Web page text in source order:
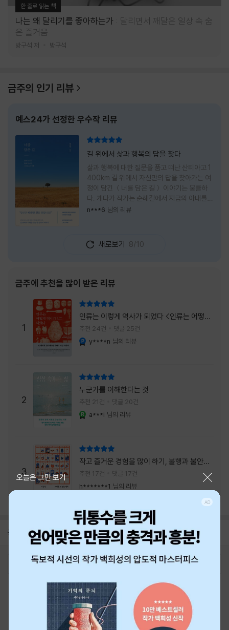
한 줄로 읽는 책
나는 왜 달리기를 좋아하는가
달리면서 깨달은 일상 속 숨
은 즐거움
방구석 저 방구석
금주의 인기 리뷰
예스24가 선정한 우수작 리뷰
길 위에서 삶과 행복의 답을 찾다
삶과 행복에 대한 질문을 품고 떠난 산티아고 1
400km 길 위에서 자신만의 답을 찾아가는 여
정이 담긴 ＜너를 담은 길＞ 이야기는 뭉클하
다. 게다가 작가는 순례길에서 지금의 아내를
만나 여행 로맨스의 정석인 '비포 선라이즈'를
에 작가가 소개한 다양한 도서들의 문장들을 만
나는 것 역시 읽기의 또다른 즐거움이었다. 여
누구이며어느 순간 행복을 느끼는지 질문하며
길을 떠나려고 마음 먹는 순간들을 적어내려간
문장들에 마음을 한참 머물렀다.그 부분을 발췌
해본다. "내가 온 힘을 다해 부러워하던 사람
들은 '자신이 원하는' 일을 하는 사람들이었다.
소명이라고 하던
n***6 님의 리뷰
새로보기 8/10
금주에 추천을 많이 받은 리뷰
1
인류는 이렇게 역사가 되었다 <인류는 어떻게
역사가 되었나>
추천 24건 댓글 25건
y****n 님의 리뷰
2
누군가를 이해한다는 것
추천 21건 댓글 20건
a***i 님의 리뷰
3
작고 즐거운 경험을 많이 하기, 불행과 불안을
회피하지 말기, 그리고 좋은 사람을 많이 만나
기.
추천 17건
댓글 17건
h*******1 님의 리뷰
공지 26년 NBCI 수상 안내
2026-08-01
오늘은 그만 보기
로그인 최근 본 상품 주문/배송
고객센터 1544-3800 티켓 1544-6399
중고샵 1566-4295
eBook 1:1문의/채팅상담
예스이십사(주) 사업자 정보
이용약관
개인정보처리방침 청소년보호정책